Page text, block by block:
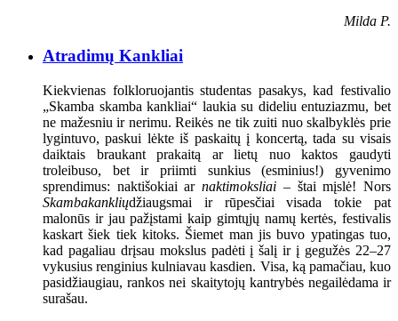
Milda P.
Atradimų Kankliai
Kiekvienas folkloruojantis studentas pasakys, kad festivalio
„Skamba skamba kankliai“ laukia su dideliu entuziazmu, bet
ne mažesniu ir nerimu. Reikės ne tik zuiti nuo skalbyklės prie
lygintuvo, paskui lėkte iš paskaitų į koncertą, tada su visais
daiktais braukant prakaitą ar lietų nuo kaktos gaudyti
troleibuso, bet ir priimti sunkius (esminius!) gyvenimo
sprendimus: naktišokiai arnaktimoksliai – štai mįslė! Nors
Skambakankliųdžiaugsmai ir rūpesčiai visada tokie pat
malonūs ir jau pažįstami kaip gimtųjų namų kertės, festivalis
kaskart šiek tiek kitoks. Šiemet man jis buvo ypatingas tuo,
kad pagaliau drįsau mokslus padėti į šalį ir į gegužės 22–27
vykusius renginius kulniavau kasdien. Visa, ką pamačiau, kuo
pasidžiaugiau, rankos nei skaitytojų kantrybės negailėdama ir
surašau.